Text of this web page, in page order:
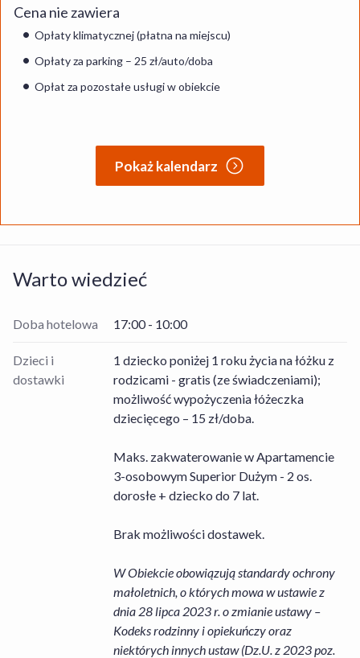
Cena nie zawiera
Opłaty klimatycznej (płatna na miejscu)
Opłaty za parking – 25 zł/auto/doba
Opłat za pozostałe usługi w obiekcie
Pokaż kalendarz
Warto wiedzieć
Doba hotelowa 17:00 - 10:00
Dzieci i
dostawki
1 dziecko poniżej 1 roku życia na łóżku z
rodzicami - gratis (ze świadczeniami);
możliwość wypożyczenia łóżeczka
dziecięcego – 15 zł/doba.
Maks. zakwaterowanie w Apartamencie
3-osobowym Superior Dużym - 2 os.
dorosłe + dziecko do 7 lat.
Brak możliwości dostawek.
W Obiekcie obowiązują standardy ochrony
małoletnich, o których mowa w ustawie z
dnia 28 lipca 2023 r. o zmianie ustawy –
Kodeks rodzinny i opiekuńczy oraz
niektórych innych ustaw (Dz.U. z 2023 poz.